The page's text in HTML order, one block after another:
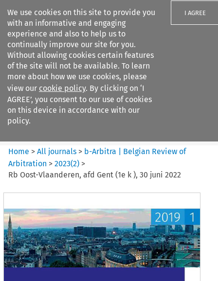
We use cookies on this site to provide you
with an informative and engaging
experience and also to help us to
continually improve our site for you.
Without allowing cookies certain features
of the site will not be available. To learn
more about how we use cookies, please
view our cookie policy. By clicking on ‘I
AGREE’, you consent to our use of cookies
on this device in accordance with our
policy.
I AGREE
Search filters
b-Arbitra %7C Belgian Review
of Arbitrat...
Home >All journals > b-Arbitra | Belgian Review of
Arbitration >2023(2) >
Rb Oost-Vlaanderen, afd Gent (1e k ), 30 juni 2022